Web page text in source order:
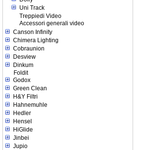
Uni Track
Treppiedi Video
Accessori generali video
Canson Infinity
Chimera Lighting
Cobraunion
Desview
Dinkum
Foldit
Godox
Green Clean
H&Y Filtri
Hahnemuhle
Hedler
Hensel
HiGlide
Jinbei
Jupio